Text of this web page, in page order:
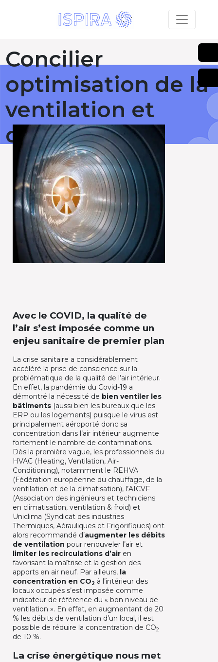
Concilier
optimisation de la
ventilation et
qualité de l’air
Publié le 04 octobre 2022
Avec le COVID, la qualité de
l’air s’est imposée comme un
enjeu sanitaire de premier plan
La crise sanitaire a considérablement
accéléré la prise de conscience sur la
problématique de la qualité de l’air intérieur.
En effet, la pandémie du Covid-19 a
démontré la nécessité de bien ventiler les
bâtiments (aussi bien les bureaux que les
ERP ou les logements) puisque le virus est
principalement aéroporté donc sa
concentration dans l’air intérieur augmente
fortement le nombre de contaminations.
Dès la première vague, les professionnels du
HVAC (Heating, Ventilation, Air-
Conditioning), notamment le REHVA
(Fédération européenne du chauffage, de la
ventilation et de la climatisation), l’AICVF
(Association des ingénieurs et techniciens
en climatisation, ventilation & froid) et
Uniclima (Syndicat des industries
Thermiques, Aérauliques et Frigorifiques) ont
alors recommandé d’augmenter les débits
de ventilation pour renouveler l’air et
limiter les recirculations d’air en
favorisant la maîtrise et la gestion des
apports en air neuf. Par ailleurs, la
concentration en CO2 à l’intérieur des
locaux occupés s’est imposée comme
indicateur de référence du « bon niveau de
ventilation ». En effet, en augmentant de 20
% les débits de ventilation d’un local, il est
possible de réduire la concentration de CO2
de 10 %.
La crise énergétique nous met